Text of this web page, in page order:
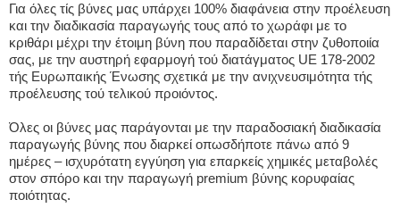
Για όλες τίς βύνες μας υπάρχει 100% διαφάνεια στην προέλευση
και την διαδικασία παραγωγής τους από το χωράφι με το
κριθάρι μέχρι την έτοιμη βύνη που παραδίδεται στην ζυθοποιία
σας, με την αυστηρή εφαρμογή τού διατάγματος UE 178-2002
τής Ευρωπαικής Ένωσης σχετικά με την ανιχνευσιμότητα τής
προέλευσης τού τελικού προιόντος.
Όλες οι βύνες μας παράγονται με την παραδοσιακή διαδικασία
παραγωγής βύνης που διαρκεί οπωσδήποτε πάνω από 9
ημέρες – ισχυρότατη εγγύηση για επαρκείς χημικές μεταβολές
στον σπόρο και την παραγωγή premium βύνης κορυφαίας
ποιότητας.